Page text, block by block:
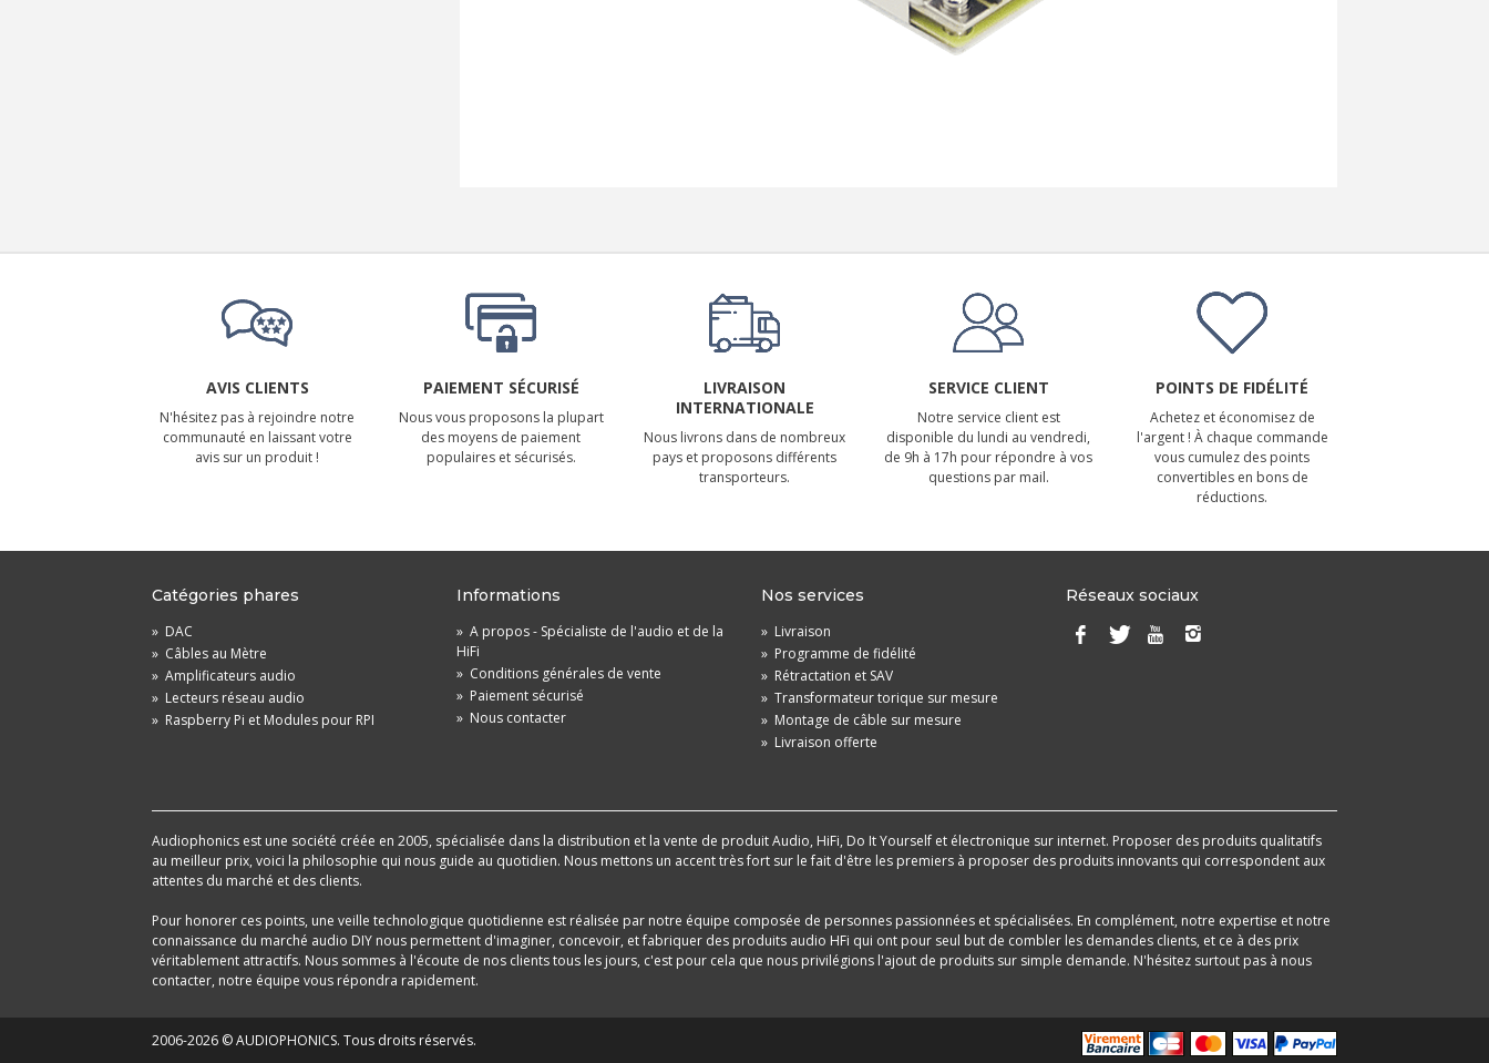
AVIS CLIENTS
N'hésitez pas à rejoindre notre
communauté en laissant votre
avis sur un produit !
PAIEMENT SÉCURISÉ
Nous vous proposons la plupart
des moyens de paiement
populaires et sécurisés.
LIVRAISON
INTERNATIONALE
Nous livrons dans de nombreux
pays et proposons différents
transporteurs.
SERVICE CLIENT
Notre service client est
disponible du lundi au vendredi,
de 9h à 17h pour répondre à vos
questions par mail.
POINTS DE FIDÉLITÉ
Achetez et économisez de
l'argent ! À chaque commande
vous cumulez des points
convertibles en bons de
réductions.
Catégories phares
» DAC
» Câbles au Mètre
» Amplificateurs audio
» Lecteurs réseau audio
» Raspberry Pi et Modules pour RPI
Informations
» A propos - Spécialiste de l'audio et de la
HiFi
» Conditions générales de vente
» Paiement sécurisé
» Nous contacter
Nos services
» Livraison
» Programme de fidélité
» Rétractation et SAV
» Transformateur torique sur mesure
» Montage de câble sur mesure
» Livraison offerte
Réseaux sociaux
Audiophonics est une société créée en 2005, spécialisée dans la distribution et la vente de produit Audio, HiFi, Do It Yourself et électronique sur internet. Proposer des produits qualitatifs
au meilleur prix, voici la philosophie qui nous guide au quotidien. Nous mettons un accent très fort sur le fait d'être les premiers à proposer des produits innovants qui correspondent aux
attentes du marché et des clients.
Pour honorer ces points, une veille technologique quotidienne est réalisée par notre équipe composée de personnes passionnées et spécialisées. En complément, notre expertise et notre
connaissance du marché audio DIY nous permettent d'imaginer, concevoir, et fabriquer des produits audio HFi qui ont pour seul but de combler les demandes clients, et ce à des prix
véritablement attractifs. Nous sommes à l'écoute de nos clients tous les jours, c'est pour cela que nous privilégions l'ajout de produits sur simple demande. N'hésitez surtout pas à nous
contacter, notre équipe vous répondra rapidement.
2006-2026 © AUDIOPHONICS. Tous droits réservés.